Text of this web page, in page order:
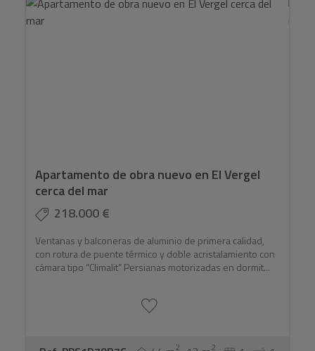
Apartamento de obra nuevo en El Vergel
cerca del mar
218.000 €
Ventanas y balconeras de aluminio de primera calidad,
con rotura de puente térmico y doble acristalamiento con
cámara tipo “Climalit” Persianas motorizadas en dormit...
2 2